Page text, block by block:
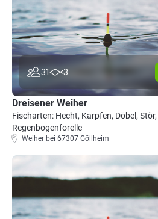
31 3
Dreisener Weiher
Fischarten: Hecht, Karpfen, Döbel, Stör,
Regenbogenforelle
Weiher bei 67307 Göllheim